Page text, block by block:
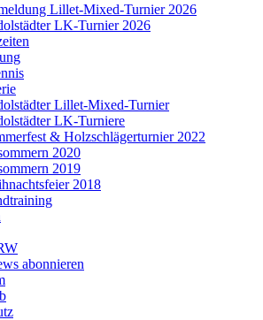
Lillet-Mixed-Turnier 2026
LK-Turnier 2026
Lillet-Mixed-Turnier
LK-Turniere
& Holzschlägerturnier 2022
2020
2019
2018
abonnieren